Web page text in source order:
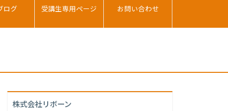
ログ 受講生専用ページ お問い合わせ
株式会社リボーン